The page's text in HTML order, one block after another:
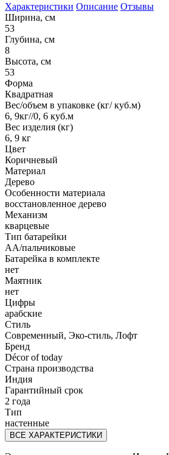
Характеристики Описание Отзывы
Ширина, см
53
Глубина, см
8
Высота, см
53
Форма
Квадратная
Вес/объем в упаковке (кг/ куб.м)
6, 9кг//0, 6 куб.м
Вес изделия (кг)
6, 9 кг
Цвет
Коричневый
Материал
Дерево
Особенности материала
восстановленное дерево
Механизм
кварцевые
Тип батарейки
АА/пальчиковые
Батарейка в комплекте
нет
Маятник
нет
Цифры
арабские
Стиль
Современный, Эко-стиль, Лофт
Бренд
Décor of today
Страна производства
Индия
Гарантийный срок
2 года
Тип
настенные
ВСЕ ХАРАКТЕРИСТИКИ